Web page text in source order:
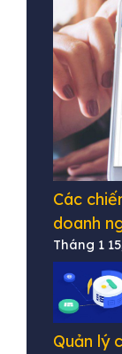
Các
doanh
Tháng 1
Quản lý